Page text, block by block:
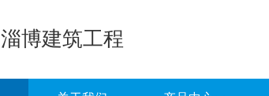
淄博建筑工程